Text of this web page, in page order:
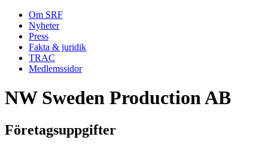
Om SRF
Nyheter
Press
Fakta & juridik
TRAC
Medlemssidor
NW Sweden Production AB
Företagsuppgifter